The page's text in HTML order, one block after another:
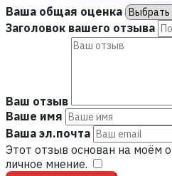
Ваша общая оценка
Заголовок вашего отзыва
Ваш отзыв
Ваше имя
Ваша эл.почта
Этот отзыв основан на моём
личное мнение.